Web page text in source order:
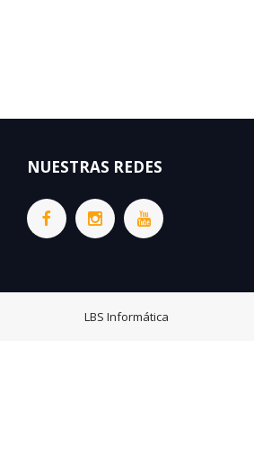
NUESTRAS REDES
LBS Informática